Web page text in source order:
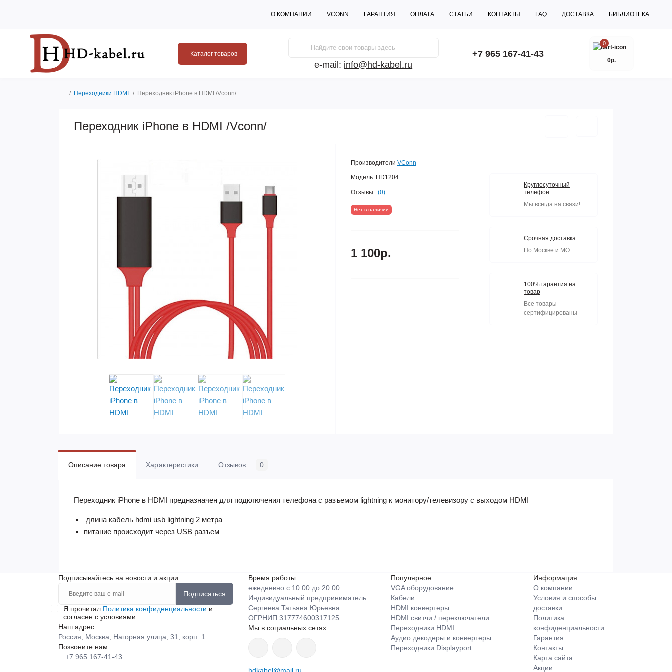
О КОМПАНИИ VCONN ГАРАНТИЯ ОПЛАТА СТАТЬИ КОНТАКТЫ FAQ ДОСТАВКА БИБЛИОТЕКА
Каталог товаров
e-mail: info@hd-kabel.ru
+7 965 167-41-43
0
0р.
Переходники HDMI Переходник iPhone в HDMI /Vconn/
Переходник iPhone в HDMI /Vconn/
Производители VConn
Модель: HD1204
Отзывы: (0)
Нет в наличии
1 100р.
Круглосуточный
телефон
Мы всегда на связи!
Срочная доставка
По Москве и МО
100% гарантия на
товар
Все товары
сертифицированы
Описание товара Характеристики Отзывов 0
Переходник iPhone в HDMI предназначен для подключения телефона с разъемом lightning к монитору/телевизору с выходом HDMI
длина кабель hdmi usb lightning 2 метра
питание происходит через USB разъем
Подписывайтесь на новости и акции:
Подписаться
Я прочитал Политика конфиденциальности и
согласен с условиями
Наш адрес:
Россия, Москва, Нагорная улица, 31, корп. 1
Позвоните нам:
+7 965 167-41-43
Время работы
ежедневно с 10.00 до 20.00
Индивидуальный предприниматель
Сергеева Татьяна Юрьевна
ОГРНИП 317774600317125
Мы в социальных сетях:
Популярное
VGA оборудование
Кабели
HDMI конвертеры
HDMI свитчи / переключатели
Переходники HDMI
Аудио декодеры и конвертеры
Переходники Displayport
Информация
О компании
Условия и способы
доставки
Политика
конфиденциальности
Гарантия
Контакты
Карта сайта
Акции